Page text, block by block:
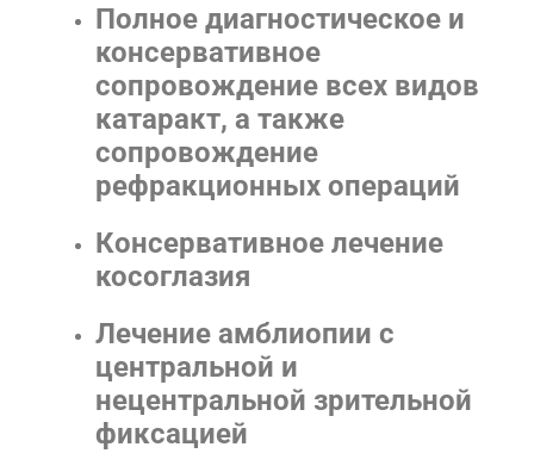
Полное диагностическое и
консервативное
сопровождение всех видов
катаракт, а также
сопровождение
рефракционных операций
Консервативное лечение
косоглазия
Лечение амблиопии с
центральной и
нецентральной зрительной
фиксацией